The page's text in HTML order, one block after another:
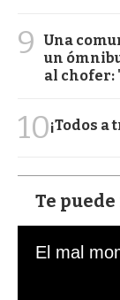
9
Una
un
al chofer:
10¡Todos
Te